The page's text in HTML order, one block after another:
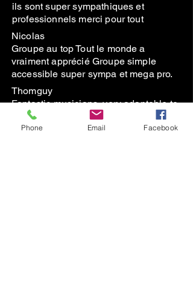
ils sont super sympathiques et
professionnels merci pour tout
Nicolas
Groupe au top Tout le monde a
vraiment apprécié Groupe simple
accessible super sympa et mega pro.
Thomguy
Fantastic musicians, very adaptable to
our ‘flexible’ schedule and friendly
people. Thank you!
Phone Email Facebook